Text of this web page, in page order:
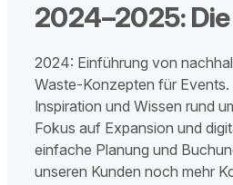
2024–2025:
2024: Einführung von
Waste-Konzepten für
Inspiration und Wissen rund
Fokus auf Expansion und
einfache Planung und
unseren Kunden noch mehr